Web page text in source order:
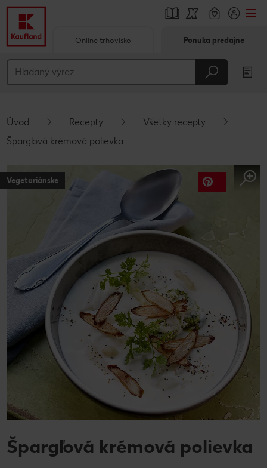
Hlavný obsah
Vyskakovací bočný panel
Online trhovisko Ponuka predajne
Úvod Recepty
Všetky recepty
Špargľová krémová polievka
Vegetariánske
Špargľová krémová polievka